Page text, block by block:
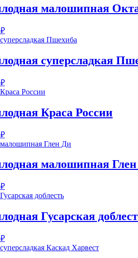
малошипная
суперсладкая
Краса России
малошипная
Гусарская